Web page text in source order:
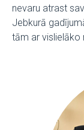
nevaru atrast
Jebkurā
tām ar vislielāko